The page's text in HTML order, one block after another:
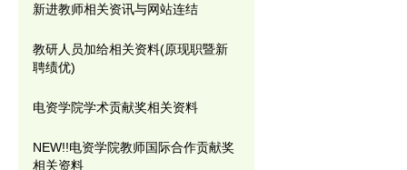
新进教师相关资讯与网站连结
教研人员加给相关资料(原现职暨新
聘绩优)
电资学院学术贡献奖相关资料
NEW!!电资学院教师国际合作贡献奖
相关资料